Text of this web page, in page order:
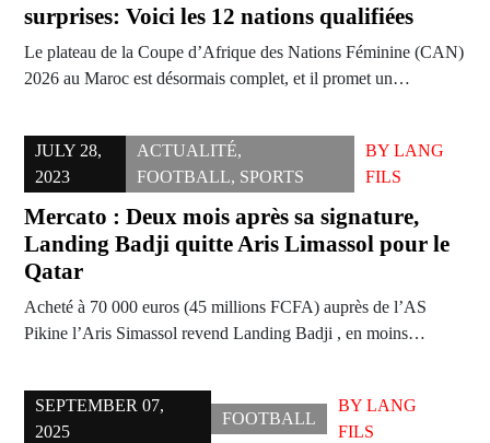
surprises: Voici les 12 nations qualifiées
Le plateau de la Coupe d’Afrique des Nations Féminine (CAN)
2026 au Maroc est désormais complet, et il promet un…
JULY 28,
2023
ACTUALITÉ,
FOOTBALL, SPORTS
BYLANG
FILS
Mercato : Deux mois après sa signature,
Landing Badji quitte Aris Limassol pour le
Qatar
Acheté à 70 000 euros (45 millions FCFA) auprès de l’AS
Pikine l’Aris Simassol revend Landing Badji , en moins…
SEPTEMBER 07,
2025
FOOTBALL
BYLANG
FILS